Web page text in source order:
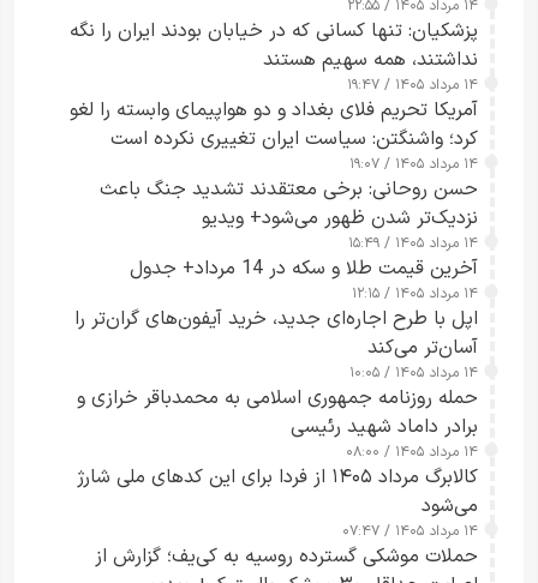
۱۴ مرداد ۱۴۰۵ / ۲۲:۵۵
پزشکیان: تنها کسانی که در خیابان بودند ایران را نگه
نداشتند، همه سهیم هستند
۱۴ مرداد ۱۴۰۵ / ۱۹:۴۷
آمریکا تحریم فلای بغداد و دو هواپیمای وابسته را لغو
کرد؛ واشنگتن: سیاست ایران تغییری نکرده است
۱۴ مرداد ۱۴۰۵ / ۱۹:۰۷
حسن روحانی: برخی معتقدند تشدید جنگ باعث
نزدیک‌تر شدن ظهور می‌شود+ ویدیو
۱۴ مرداد ۱۴۰۵ / ۱۵:۴۹
آخرین قیمت طلا و سکه در 14 مرداد+ جدول
۱۴ مرداد ۱۴۰۵ / ۱۲:۱۵
اپل با طرح اجاره‌ای جدید، خرید آیفون‌های گران‌تر را
آسان‌تر می‌کند
۱۴ مرداد ۱۴۰۵ / ۱۰:۰۵
حمله روزنامه جمهوری اسلامی به محمدباقر خرازی و
برادر داماد شهید رئیسی
۱۴ مرداد ۱۴۰۵ / ۰۸:۰۰
کالابرگ مرداد ۱۴۰۵ از فردا برای این کدهای ملی شارژ
می‌شود
۱۴ مرداد ۱۴۰۵ / ۰۷:۴۷
حملات موشکی گسترده روسیه به کی‌یف؛ گزارش از